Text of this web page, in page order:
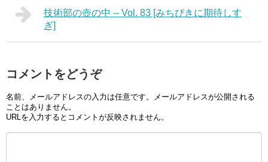
技術部の壺の中 -- Vol. 83 [みちびきに期待しす
ぎ]
コメントをどうぞ
名前、メールアドレスの入力は任意です。メールアドレスが公開される
ことはありません。
URLを入力するとコメントが反映されません。